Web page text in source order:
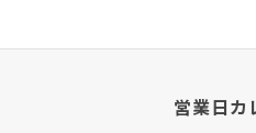
営業日カ